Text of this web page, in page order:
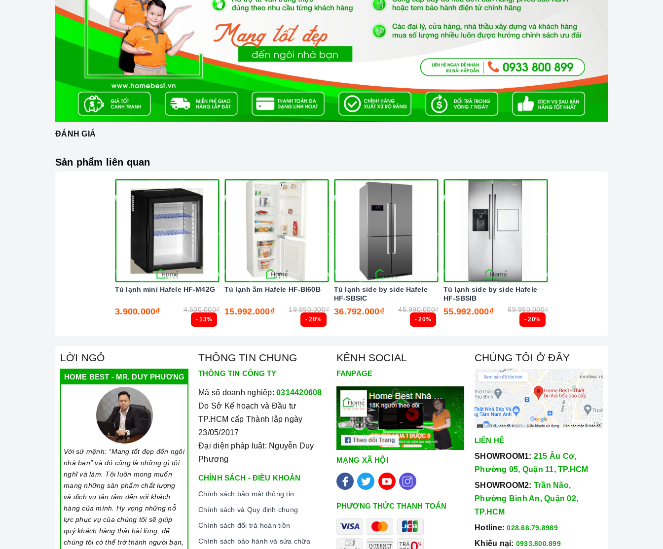
vẫn hoạt động trong suốt cuộc đời của thiết bị.
Tủ lạnh side by side Hafele HF-SBSID
có bộ lọc mùi kết hợp với quạt hỗ trợ tạo ra một chuyển động
nhẹ nhàng, thậm chí không khí lạnh ở tất cả các tầng trong khu vực làm mát và đóng băng, nó giảm
thiểu sự biến động nhiệt độ và làm giảm thời gian làm mát - nhờ đó thức ăn của bạn sẽ tươi lâu
hơn. Tủ còn có hệ thống cảnh báo chủ động với âm báo mở cửa.
Với những ưu điểm nổi bật như trên thìTủ lạnh side by side Hafele HF-SBSID xứng đáng là một
trong những người bạn đồng hành thân thiết nhất của người nội trợ, là vật dụng không thể trong
gian bếp của mỗi gia đình hiện nay, nhất là trong cuộc sống đầy năng động và luôn bận rộn đối với
những người nội trợ vừa phải làm nhiều công việc lại còn chăm sóc cho bữa ăn của gia đình mình.
Ảnh minh họa
ĐÁNH GIÁ
Sản phẩm liên quan
- 13%
Tủ lạnh mini Hafele HF-M42G
3.900.000₫ 4.500.000₫
- 20%
Tủ lạnh âm Hafele HF-BI60B
15.992.000₫ 19.990.000₫
- 20%
Tủ lạnh side by side Hafele
HF-SBSIC
36.792.000₫ 45.990.000₫
- 20%
Tủ lạnh side by side Hafele
HF-SBSIB
55.992.000₫ 69.990.000₫
LỜI NGỎ
HOME BEST - MR. DUY PHƯƠNG
Với sứ mệnh: “Mang tốt đẹp đến ngôi
nhà bạn” và đó cũng là những gì tôi
nghĩ và làm. Tôi luôn mong muốn
mang những sản phẩm chất lượng
và dịch vụ tận tâm đến với khách
hàng của mình. Hy vọng những nỗ
lực phục vụ của chúng tôi sẽ giúp
quý khách hàng thật hài lòng, để
chúng tôi có thể trở thành người bạn,
THÔNG TIN CHUNG
THÔNG TIN CÔNG TY
Mã số doanh nghiệp: 0314420608
Do Sở Kế hoạch và Đầu tư
TP.HCM cấp Thành lập ngày
23/05/2017
Đại diện pháp luật: Nguyễn Duy
Phương
CHÍNH SÁCH - ĐIỀU KHOẢN
Chính sách bảo mật thông tin
Chính sách và Quy định chung
Chính sách đổi trả hoàn tiền
Chính sách bảo hành và sửa chữa
KÊNH SOCIAL
FANPAGE
MẠNG XÃ HỘI
PHƯƠNG THỨC THANH TOÁN
CHÚNG TÔI Ở ĐÂY
LIÊN HỆ
SHOWROOM1: 215 Âu Cơ,
Phường 05, Quận 11, TP.HCM
SHOWROOM2: Trần Não,
Phường Bình An, Quận 02,
TP.HCM
Hotline: 028.66.79.8989
Khiếu nại: 0933.800.899